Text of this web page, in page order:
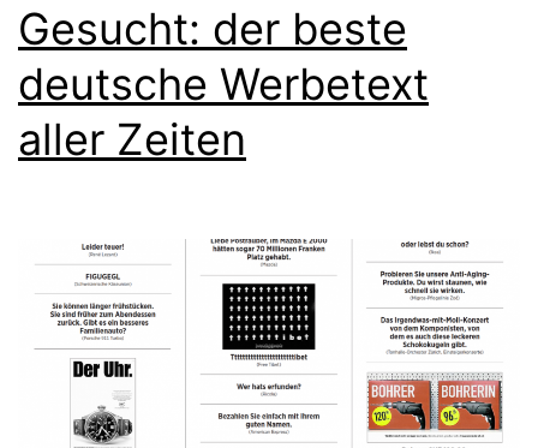
Gesucht: der beste
deutsche Werbetext
aller Zeiten